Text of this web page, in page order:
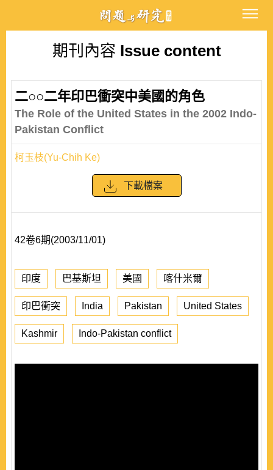
期刊內容 Issue content
二○○二年印巴衝突中美國的角色
The Role of the United States in the 2002 Indo-
Pakistan Conflict
柯玉枝(Yu-Chih Ke)
下載檔案
42卷6期(2003/11/01)
印度 巴基斯坦 美國 喀什米爾
印巴衝突 India Pakistan United States
Kashmir Indo-Pakistan conflict